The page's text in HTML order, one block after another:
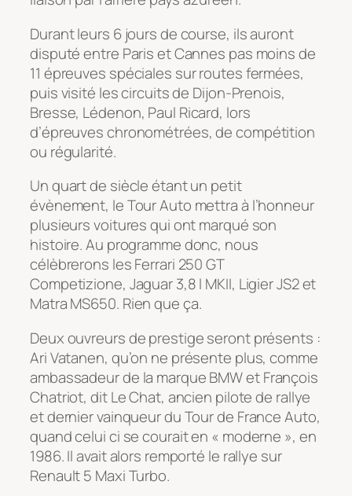
Durant leurs 6 jours de course, ils auront
disputé entre Paris et Cannes pas moins de
11 épreuves spéciales sur routes fermées,
puis visité les circuits de Dijon-Prenois,
Bresse, Lédenon, Paul Ricard, lors
d’épreuves chronométrées, de compétition
ou régularité.
Un quart de siècle étant un petit
évènement, le Tour Auto mettra à l’honneur
plusieurs voitures qui ont marqué son
histoire. Au programme donc, nous
célèbrerons les Ferrari 250 GT
Competizione, Jaguar 3,8 l MKII, Ligier JS2 et
Matra MS650. Rien que ça.
Deux ouvreurs de prestige seront présents :
Ari Vatanen, qu’on ne présente plus, comme
ambassadeur de la marque BMW et François
Chatriot, dit Le Chat, ancien pilote de rallye
et dernier vainqueur du Tour de France Auto,
quand celui ci se courait en « moderne », en
1986. Il avait alors remporté le rallye sur
Renault 5 Maxi Turbo.